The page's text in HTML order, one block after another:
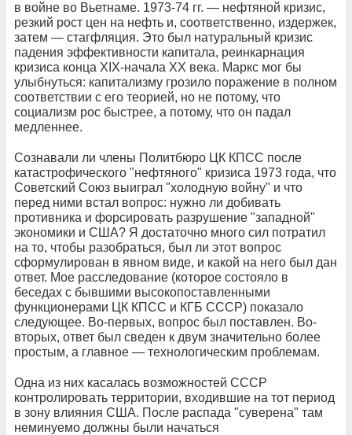
в войне во Вьетнаме. 1973-74 гг. — нефтяной кризис,
резкий рост цен на нефть и, соответственно, издержек,
затем — стагфляция. Это был натуральный кризис
падения эффективности капитала, реинкарнация
кризиса конца XIX-начала XX века. Маркс мог бы
улыбнуться: капитализму грозило поражение в полном
соответствии с его теорией, но не потому, что
социализм рос быстрее, а потому, что он падал
медленнее.
Сознавали ли члены Политбюро ЦК КПСС после
катастрофического "нефтяного" кризиса 1973 года, что
Советский Союз выиграл "холодную войну" и что
перед ними встал вопрос: нужно ли добивать
противника и форсировать разрушение "западной"
экономики и США? Я достаточно много сил потратил
на то, чтобы разобраться, был ли этот вопрос
сформулирован в явном виде, и какой на него был дан
ответ. Мое расследование (которое состояло в
беседах с бывшими высокопоставленными
функционерами ЦК КПСС и КГБ СССР) показало
следующее. Во-первых, вопрос был поставлен. Во-
вторых, ответ был сведен к двум значительно более
простым, а главное — технологическим проблемам.
Одна из них касалась возможностей СССР
контролировать территории, входившие на тот период
в зону влияния США. После распада "суверена" там
неминуемо должны были начаться